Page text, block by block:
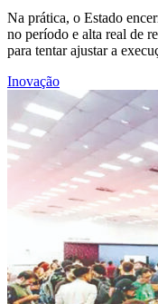
Na prática, o Estado
no período e alta real de
para tentar ajustar a
Inovação